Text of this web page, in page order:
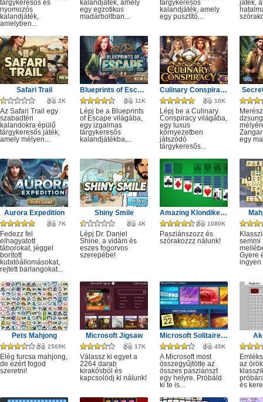
tárgykeresős és
nyomozós
kalandjáték,
amelyben...
kalandjáték, amely
egy egzotikus
madárboltban...
tárgykeresős
kalandjáték, amely
egy pusztító...
játék,
Safari Trail
2K
Az Safari Trail egy
szabadtéri
kalandokra épülő
tárgykeresős játék,
amely mélyen...
Blueprints of Escape
11K
Lépj be a Blueprints
of Escape világába,
egy izgalmas
tárgykeresős
kalandjátékba,...
Culinary Conspiracy
10K
Lépj be a Culinary
Conspiracy világába,
egy luxus
környezetben
játszódó
tárgykeresős...
egy
Aurora Expedition
7K
Fedezz fel
elhagyatott
táborokat, jéggel
borított
kutatóállomásokat,
rejtett barlangokat...
Shiny Smile
4K
Lépj Dr. Daniel
Shine, a vidám és
eszes fogorvos
szerepébe!
Amazing Klondike Solitaire
1080K
Pasziánszozz és
szórakozzz nálunk!
semmi
Gyere
ingyen
Pets Mahjong
2569K
Elég furcsa mahjong,
de ezért fogod
szeretni!
Microsoft Jigsaw
17K
Válassz ki egyet a
2264 darab
kirakósból és
kapcsolódj ki nálunk!
Microsoft Solitaire Collection
45K
A Microsoft most
összegyűjtötte az
összes pasziánszt
egy helyre. Próbáld
ki te is...
az örök
és